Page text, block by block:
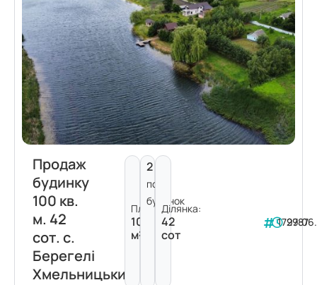
Продаж
будинку
100 кв.
м. 42
сот. с.
Берегелі
Хмельницький
Площа:
100
м²
2
пов.
будинок
Ділянка:
42
сот
179787